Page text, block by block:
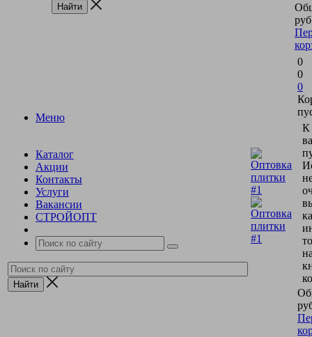
Меню
Каталог
Акции
Контакты
Услуги
Вакансии
СТРОЙОПТ
0
0
0
К